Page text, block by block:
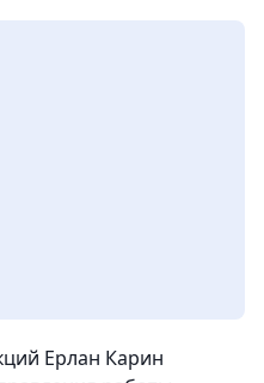
Ерлан Карин